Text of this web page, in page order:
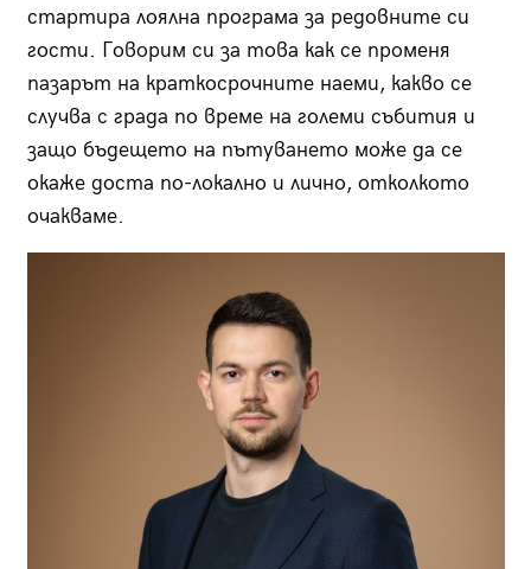
стартира лоялна програма за редовните си
гости. Говорим си за това как се променя
пазарът на краткосрочните наеми, какво се
случва с града по време на големи събития и
защо бъдещето на пътуването може да се
окаже доста по-локално и лично, отколкото
очакваме.